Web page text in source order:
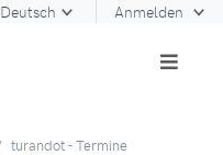
Deutsch Anmelden
turandot - Termine